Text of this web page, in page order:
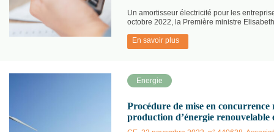
Un amortisseur électricité pour les
octobre 2022, la Première ministre
En savoir plus
Energie
Procédure de mise en concurrence
production d’énergie